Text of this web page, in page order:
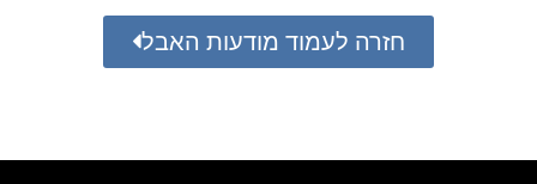
חזרה לעמוד מודעות האבל